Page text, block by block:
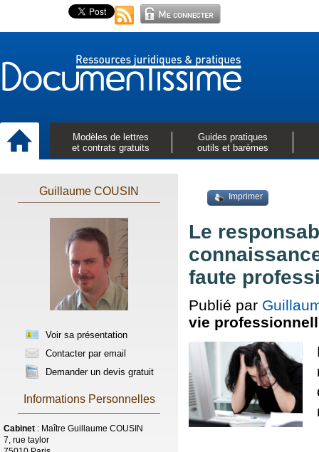
Modèles de lettres
et contrats gratuits
Guides pratiques
outils et barèmes
Guillaume COUSIN
Voir sa présentation
Contacter par email
Demander un devis gratuit
Informations Personnelles
Cabinet : Maître Guillaume COUSIN
7, rue taylor
Imprimer
Le
faute
Publié par
vie